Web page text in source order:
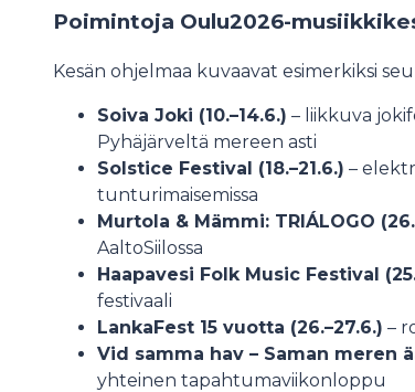
Poimintoja Oulu2026-
Kesän ohjelmaa kuvaavat esimerkiksi
Soiva Joki (10.–14.6.) – liikkuva
Pyhäjärveltä mereen asti
Solstice Festival (18.–21.6.) –
tunturimaisemissa
Murtola & Mämmi: TRIÁLOGO
AaltoSiilossa
Haapavesi Folk Music Festival
festivaali
LankaFest 15 vuotta (26.–27.6.) –
Vid samma hav – Saman meren
yhteinen tapahtumaviikonloppu